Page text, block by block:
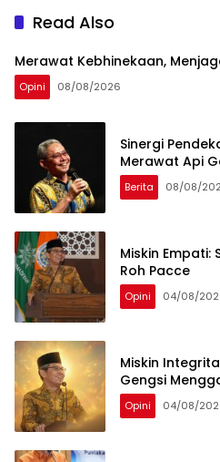
Read Also
Merawat Kebhinekaan,
Opini 08/08/2026
Sinergi
Merawat Api
Berita 08/08/
Miskin
Roh Pacce
Opini 04/08/
Miskin
Gengsi
Opini 04/08/